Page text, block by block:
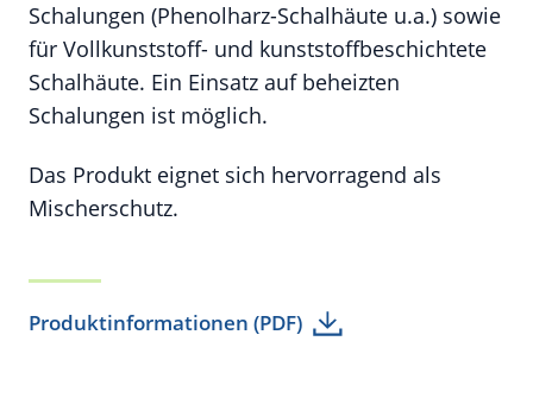
Schalungen (Phenolharz-Schalhäute u.a.) sowie
für Vollkunststoff- und kunststoffbeschichtete
Schalhäute. Ein Einsatz auf beheizten
Schalungen ist möglich.
Das Produkt eignet sich hervorragend als
Mischerschutz.
Produktinformationen (PDF)